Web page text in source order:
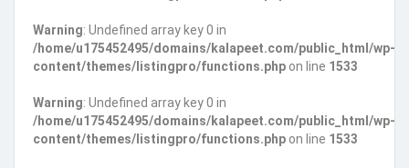
Warning: Undefined array key 0 in
/home/u175452495/domains/kalapeet.com/public_html/wp-
content/themes/listingpro/functions.php on line 1533
Warning: Undefined array key 0 in
/home/u175452495/domains/kalapeet.com/public_html/wp-
content/themes/listingpro/functions.php on line 1533